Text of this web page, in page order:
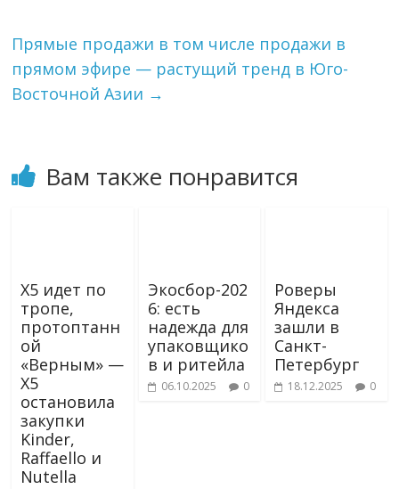
i
i
Прямые продажи в том числе продажи в
прямом эфире — растущий тренд в Юго-
Восточной Азии →
Вам также понравится
X5 идет по
тропе,
протоптанн
ой
«Верным» —
X5
остановила
закупки
Kinder,
Raffaello и
Nutella
Экосбор-202
6: есть
надежда для
упаковщико
в и ритейла
06.10.2025 0
Роверы
Яндекса
зашли в
Санкт-
Петербург
18.12.2025 0